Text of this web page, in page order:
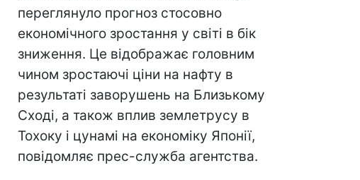
переглянуло прогноз стосовно
економічного зростання у світі в бік
зниження. Це відображає головним
чином зростаючі ціни на нафту в
результаті заворушень на Близькому
Сході, а також вплив землетрусу в
Тохоку і цунамі на економіку Японії,
повідомляє прес-служба агентства.